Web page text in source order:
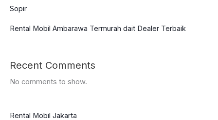
Sopir
Rental Mobil Ambarawa Termurah dait Dealer Terbaik
Recent Comments
No comments to show.
Rental Mobil Jakarta